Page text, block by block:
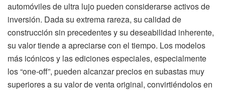
automóviles de ultra lujo pueden considerarse activos de
inversión. Dada su extrema rareza, su calidad de
construcción sin precedentes y su deseabilidad inherente,
su valor tiende a apreciarse con el tiempo. Los modelos
más icónicos y las ediciones especiales, especialmente
los “one-off”, pueden alcanzar precios en subastas muy
superiores a su valor de venta original, convirtiéndolos en